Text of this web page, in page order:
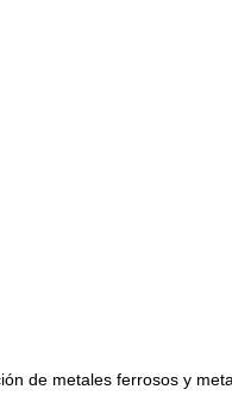
de metales ferrosos y